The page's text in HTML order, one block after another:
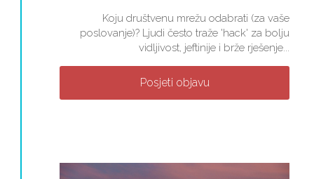
Koju društvenu mrežu odabrati (za vaše
poslovanje)? Ljudi često traže 'hack' za bolju
vidljivost, jeftinije i brže rješenje...
Posjeti objavu